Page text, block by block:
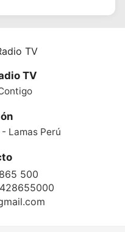
TV
Lamas Perú
500